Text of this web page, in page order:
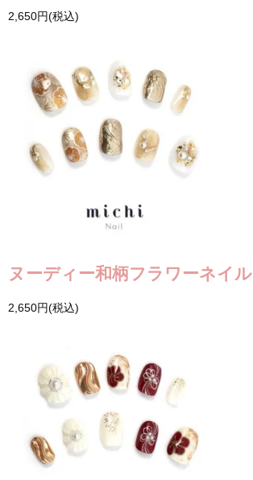
2,650円(税込)
ヌーディー和柄フラワーネイル
2,650円(税込)